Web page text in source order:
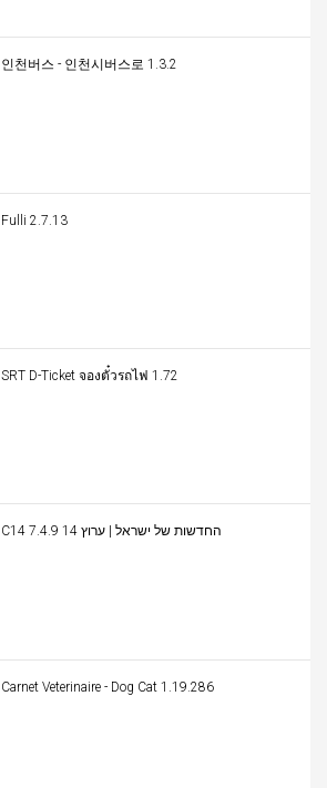
인천버스 - 인천시버스로 1.3.2
Fulli 2.7.13
SRT D-Ticket จองตั๋วรถไฟ 1.72
C14 החדשות של ישראל | ערוץ 14 7.4.9
Carnet Veterinaire - Dog Cat 1.19.286